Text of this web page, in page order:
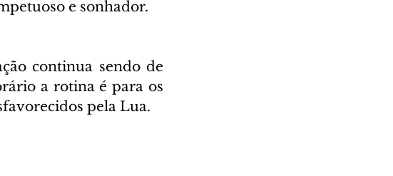
e sonhador.
continua sendo de
a rotina é para os
pela Lua.